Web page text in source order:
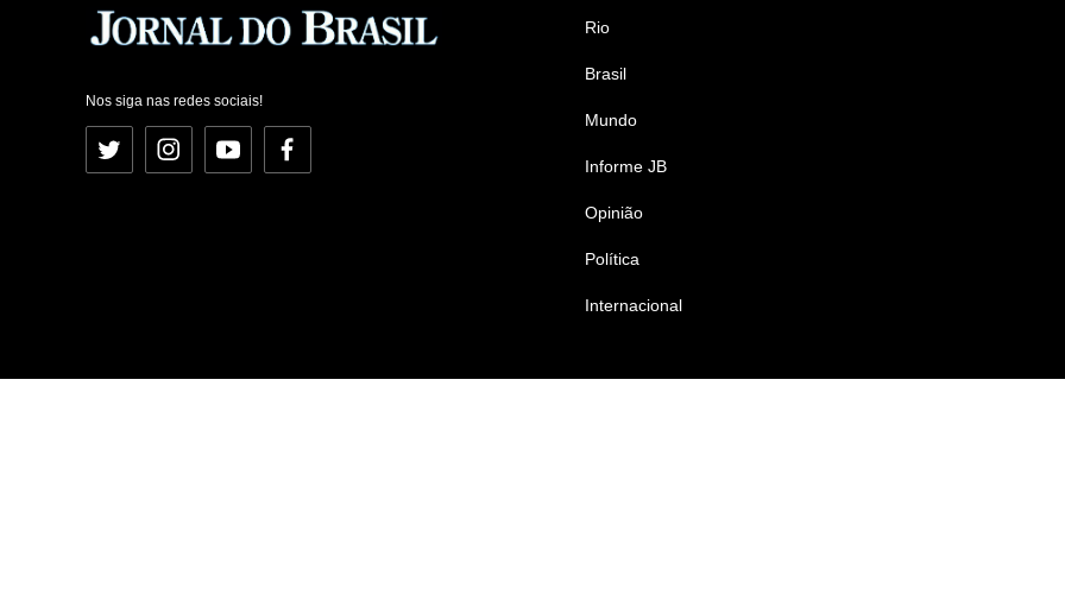
Nos siga nas redes sociais!
Twitter InstagramYouTubeFacebook
Rio
Brasil
Mundo
Informe JB
Opinião
Política
Internacional